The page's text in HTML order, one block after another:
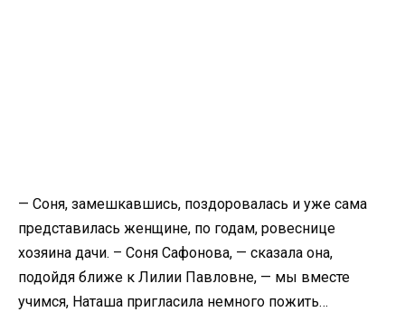
— Соня, замешкавшись, поздоровалась и уже сама
представилась женщине, по годам, ровеснице
хозяина дачи. – Соня Сафонова, — сказала она,
подойдя ближе к Лилии Павловне, — мы вместе
учимся, Наташа пригласила немного пожить…